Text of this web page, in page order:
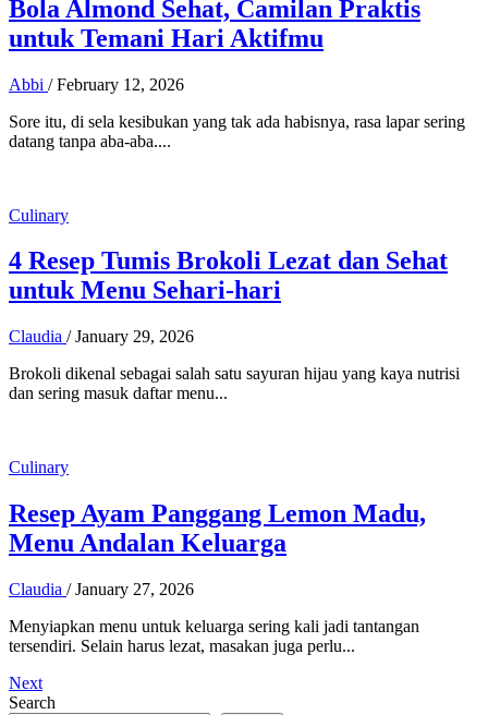
Bola Almond Sehat, Camilan Praktis
untuk Temani Hari Aktifmu
Abbi / February 12, 2026
Sore itu, di sela kesibukan yang tak ada habisnya, rasa lapar sering
datang tanpa aba-aba....
Culinary
4 Resep Tumis Brokoli Lezat dan Sehat
untuk Menu Sehari-hari
Claudia / January 29, 2026
Brokoli dikenal sebagai salah satu sayuran hijau yang kaya nutrisi
dan sering masuk daftar menu...
Culinary
Resep Ayam Panggang Lemon Madu,
Menu Andalan Keluarga
Claudia / January 27, 2026
Menyiapkan menu untuk keluarga sering kali jadi tantangan
tersendiri. Selain harus lezat, masakan juga perlu...
Next
Search